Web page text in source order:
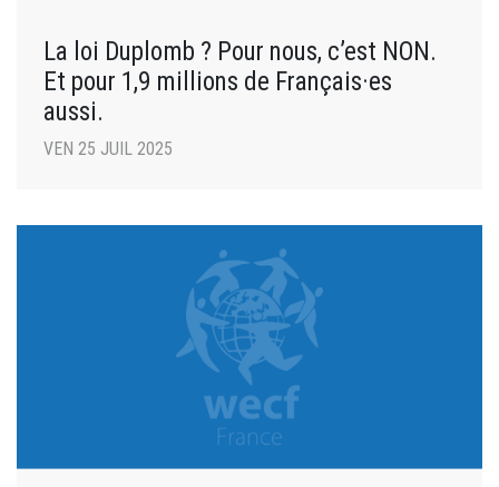
La loi Duplomb ? Pour nous, c’est NON.
Et pour 1,9 millions de Français·es
aussi.
VEN 25 JUIL 2025